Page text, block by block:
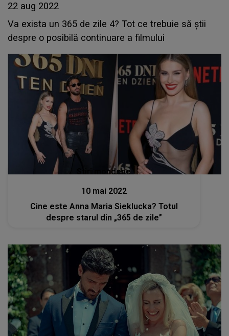
22 aug 2022
Va exista un 365 de zile 4? Tot ce trebuie să știi
despre o posibilă continuare a filmului
Stiri mondene
10 mai 2022
Cine este Anna Maria Sieklucka? Totul
despre starul din „365 de zile”